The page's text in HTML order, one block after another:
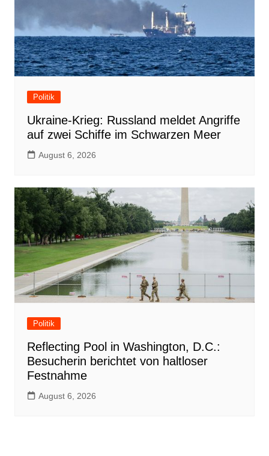
Politik
Ukraine-Krieg: Russland meldet Angriffe
auf zwei Schiffe im Schwarzen Meer
August 6, 2026
Politik
Reflecting Pool in Washington, D.C.:
Besucherin berichtet von haltloser
Festnahme
August 6, 2026